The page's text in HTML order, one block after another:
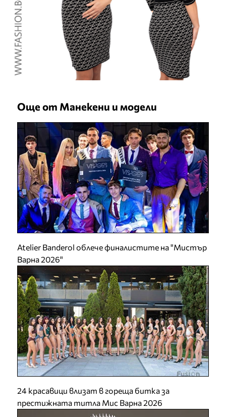
Още от Манекени и модели
Atelier Banderol облече финалистите на "Мистър
Варна 2026"
24 красавици влизат в гореща битка за
престижната титла Мис Варна 2026